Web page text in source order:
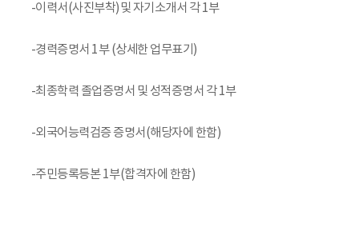
-이력서(사진부착)및 자기소개서 각 1부
-경력증명서 1부 (상세한 업무표기)
-최종학력 졸업증명서 및 성적증명서 각 1부
-외국어능력검증 증명서(해당자에 한함)
-주민등록등본 1부(합격자에 한함)